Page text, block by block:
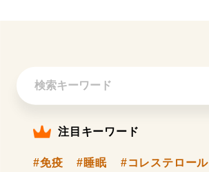
注目キーワード
#免疫 #睡眠 #コレステロール